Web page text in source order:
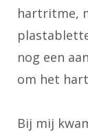
hartritme,
nog een
om het
Bij mij